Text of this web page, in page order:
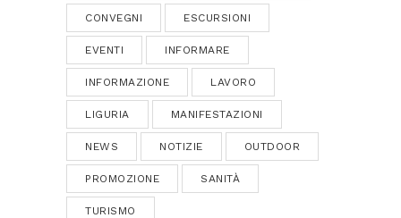
CONVEGNI ESCURSIONI
EVENTI INFORMARE
INFORMAZIONE LAVORO
LIGURIA MANIFESTAZIONI
NEWS NOTIZIE OUTDOOR
PROMOZIONE SANITÀ
TURISMO